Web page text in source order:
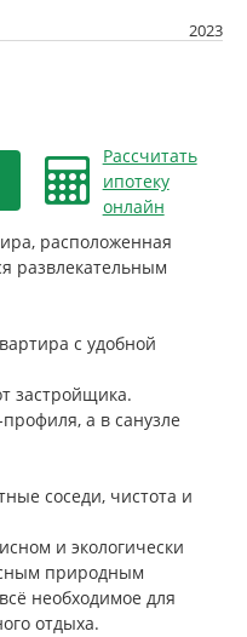
2023
Рассчитать
ипотеку
онлайн
расположенная
развлекательным
с удобной
застройщика.
а в санузле
соседи, чистота и
и экологически
природным
необходимое для
отдыха.